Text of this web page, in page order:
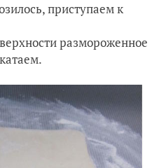
приступаем к
размороженное